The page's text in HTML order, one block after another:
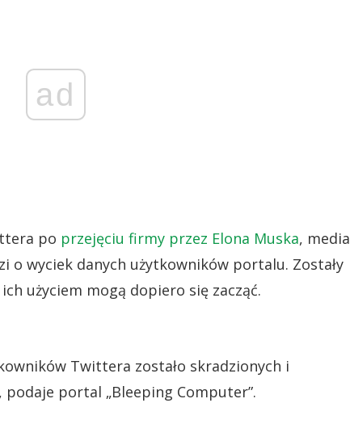
ad
po przejęciu firmy przez Elona Muska, media
o wyciek danych użytkowników portalu. Zostały
użyciem mogą dopiero się zacząć.
Twittera zostało skradzionych i
portal „Bleeping Computer”.